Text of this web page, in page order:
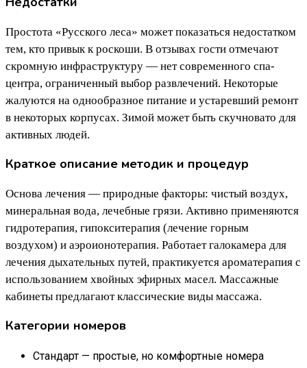
Простота «Русского леса» может показаться недостатком
тем, кто привык к роскоши. В отзывах гости отмечают
скромную инфраструктуру — нет современного спа-
центра, ограниченный выбор развлечений. Некоторые
жалуются на однообразное питание и устаревший ремонт
в некоторых корпусах. Зимой может быть скучновато для
активных людей.
Краткое описание методик и процедур
Основа лечения — природные факторы: чистый воздух,
минеральная вода, лечебные грязи. Активно применяются
гидротерапия, гипокситерапия (лечение горным
воздухом) и аэроионотерапия. Работает галокамера для
лечения дыхательных путей, практикуется ароматерапия с
использованием хвойных эфирных масел. Массажные
кабинеты предлагают классические виды массажа.
Категории номеров
Стандарт — простые, но комфортные номера